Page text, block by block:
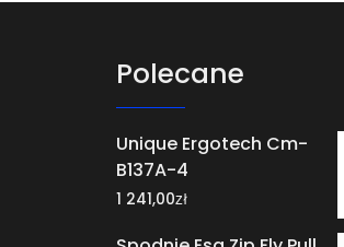
Polecane
Unique Ergotech Cm-
B137A-4
1 241,00zł